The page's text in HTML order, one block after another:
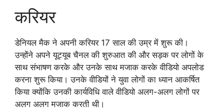
करियर
डेनियल मैक ने अपनी करियर 17 साल की उम्र में शुरू की।
उन्होंने अपने यूट्यूब चैनल की शुरुआत की और सड़क पर लोगों के
साथ संभाषण करके और उनके साथ मजाक करके वीडियो अपलोड
करना शुरू किया। उनके वीडियों ने युवा लोगों का ध्यान आकर्षित
किया क्योंकि उनकी कार्यविधि वाले वीडियो अलग-अलग लोगों पर
अलग अलग मजाक करती थी।